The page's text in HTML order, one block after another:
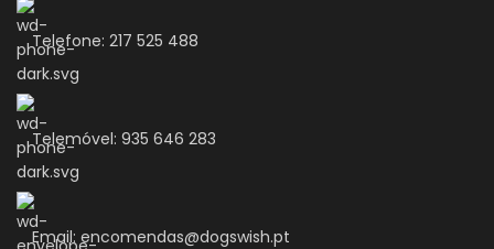
Telefone: 217 525 488
Telemóvel: 935 646 283
Email: encomendas@dogswish.pt